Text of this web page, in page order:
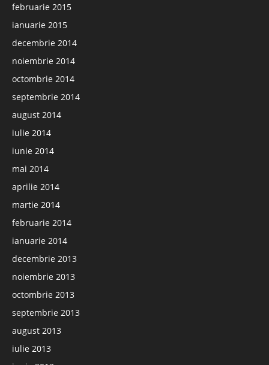
februarie 2015
ianuarie 2015
decembrie 2014
noiembrie 2014
octombrie 2014
septembrie 2014
august 2014
iulie 2014
iunie 2014
mai 2014
aprilie 2014
martie 2014
februarie 2014
ianuarie 2014
decembrie 2013
noiembrie 2013
octombrie 2013
septembrie 2013
august 2013
iulie 2013